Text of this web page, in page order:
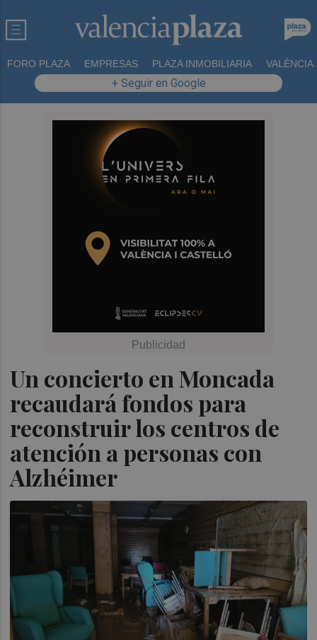
FORO PLAZA EMPRESAS PLAZA INMOBILIARIA VALÈNCIA
+ Seguir en Google
Un concierto en Moncada
recaudará fondos para
reconstruir los centros de
atención a personas con
Alzhéimer